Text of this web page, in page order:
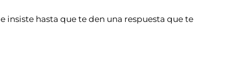
insiste hasta que te den una respuesta que te